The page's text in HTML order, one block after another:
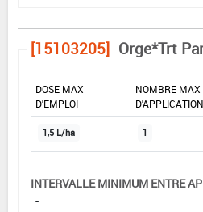
[15103205] Orge*Trt
DOSE MAX
D'EMPLOI
NOMBRE MAX
D'APPLICATION
1,5 L/ha 1
INTERVALLE MINIMUM ENTRE
-